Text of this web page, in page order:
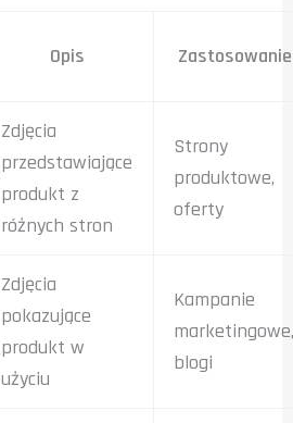
Opis Zastosowanie
Zdjęcia
przedstawiające
produkt z
różnych stron
Strony
produktowe,
oferty
Zdjęcia
pokazujące
produkt w
użyciu
Kampanie
blogi